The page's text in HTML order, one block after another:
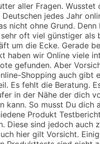
aller Fragen. Wusstet
Deutschen jedes Jahr
nicht ohne Grund. Denn
sehr oft viel günstiger als
um die Ecke. Gerade
haben wir Online viele
gefunden. Aber
Shopping auch gibt
Es fehlt die Beratung.
in der Nähe der dich
kann. So musst Du dich
Produkt
Diese sind jedoch auch
hier gilt Vorsicht.